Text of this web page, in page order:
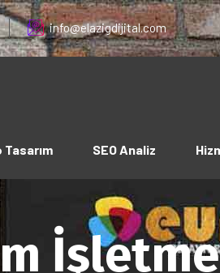
info@elazigdijital.com
Tasarım SEO Analiz